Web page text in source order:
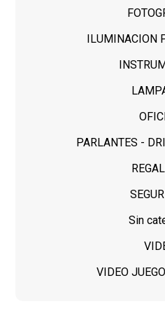
ILUMINACION
PARLANTES -
Sin
VIDEO